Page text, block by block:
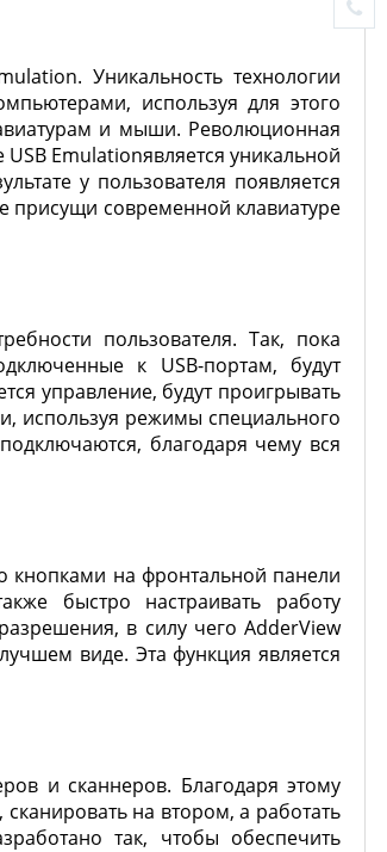
Уникальность технологии
используя для этого
и мыши. Революционная
Emulationявляется уникальной
у пользователя появляется
присущи современной клавиатуре
пользователя. Так, пока
к USB-портам, будут
управление, будут проигрывать
используя режимы специального
благодаря чему вся
на фронтальной панели
быстро настраивать работу
в силу чего AdderView
виде. Эта функция является
и сканнеров. Благодаря этому
на втором, а работать
так, чтобы обеспечить